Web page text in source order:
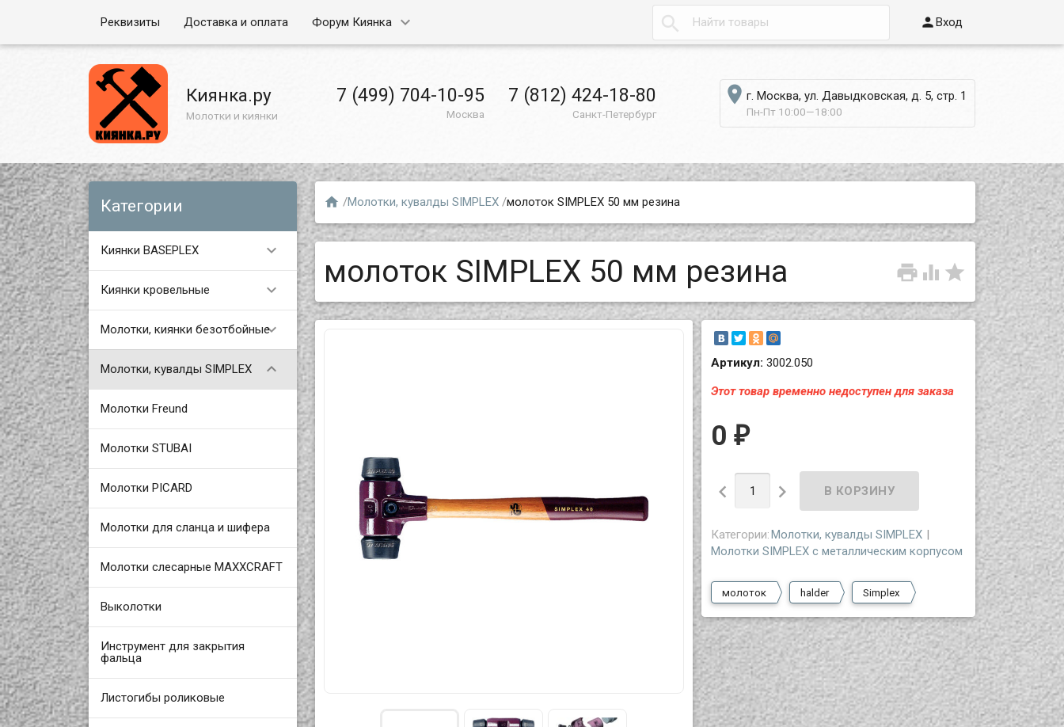
Реквизиты Доставка и оплата Форум Киянка  Вход
Киянка.ру
Молотки и киянки
7 (499) 704-10-95
Москва
7 (812) 424-18-80
Санкт-Петербург
 г. Москва, ул. Давыдковская, д. 5, стр. 1
Пн-Пт 10:00—18:00
Категории
Киянки BASEPLEX 
Киянки кровельные 
Молотки, киянки безотбойные
Молотки, кувалды SIMPLEX 
Молотки Freund
Молотки STUBAI
Молотки PICARD
Молотки для сланца и шифера
Молотки слесарные MAXXCRAFT
Выколотки
Инструмент для закрытия
фальца
Листогибы роликовые
 /Молотки, кувалды SIMPLEX /молоток SIMPLEX 50 мм резина
  
молоток SIMPLEX 50 мм резина
Артикул:3002.050
Этот товар временно недоступен для заказа
0₽
 
Категории:Молотки, кувалды SIMPLEX
Молотки SIMPLEX с металлическим корпусом
молоток halder Simplex